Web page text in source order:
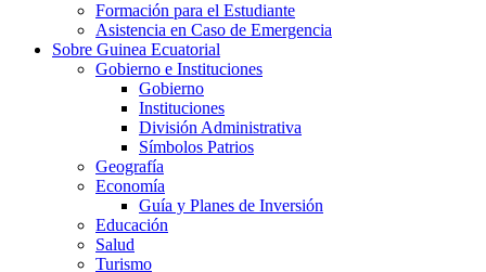
Formación para el Estudiante
Asistencia en Caso de Emergencia
Sobre Guinea Ecuatorial
Gobierno e Instituciones
Gobierno
Instituciones
División Administrativa
Símbolos Patrios
Geografía
Economía
Guía y Planes de Inversión
Educación
Salud
Turismo